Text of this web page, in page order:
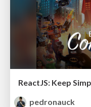
pedronauck